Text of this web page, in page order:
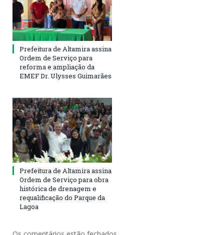
Prefeitura de Altamira assina
Ordem de Serviço para
reforma e ampliação da
EMEF Dr. Ulysses Guimarães
Prefeitura de Altamira assina
Ordem de Serviço para obra
histórica de drenagem e
requalificação do Parque da
Lagoa